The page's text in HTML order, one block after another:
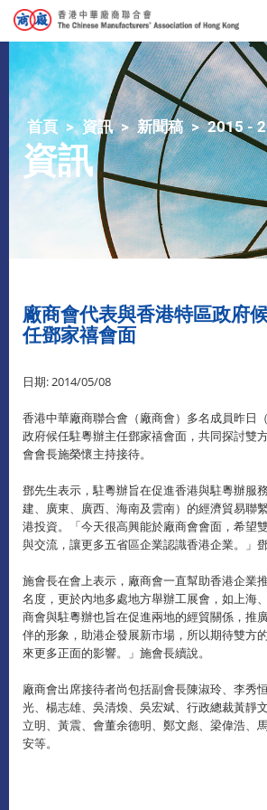
首頁 資訊 新聞稿 2015 -
資訊
廠商會代表與香港特區政府
任鄧家禧會面
日期: 2014/05/08
香港中華廠商聯合會（廠商會）多名成員昨日
政府候任駐粵辦主任鄧家禧會面，共同探討雙
會會長施榮懷主持接待。
鄧先生表示，駐粵辦旨在促進香港與駐粵辦服
建、廣東、廣西、海南及雲南）的經濟貿易聯
港投資。「今天很高興能於廠商會會面，希望
與交流，讓更多五省區企業認識香港企業。」鄧
施會長在會上表示，廠商會一直幫助香港企業
名度，更於內地多處地方舉辦工展會，如上海
商會與駐粵辦也旨在促進兩地的經貿關係，推
伴的形象，助港企發展新市場，所以期待雙方
來更多正面的影響。」施會長續說。
廠商會出席接待者尚包括副會長陳淑玲、李秀
光、楊志雄、吳清煥、吳宏斌、行政總裁黃靜
立明、黃震、會董余德明、鄭文彪、梁偉浩、
安等。